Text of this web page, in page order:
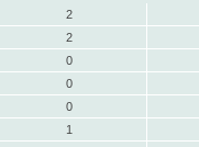
2
2
0
0
0
1